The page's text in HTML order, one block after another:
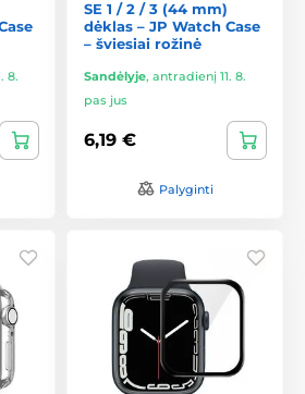
8.
SE 1 / 2 / 3 (44 mm)
dėklas – JP Watch Case
– šviesiai rožinė
Sandėlyje, antradienį 11. 8.
pas jus
6,19 €
Palyginti